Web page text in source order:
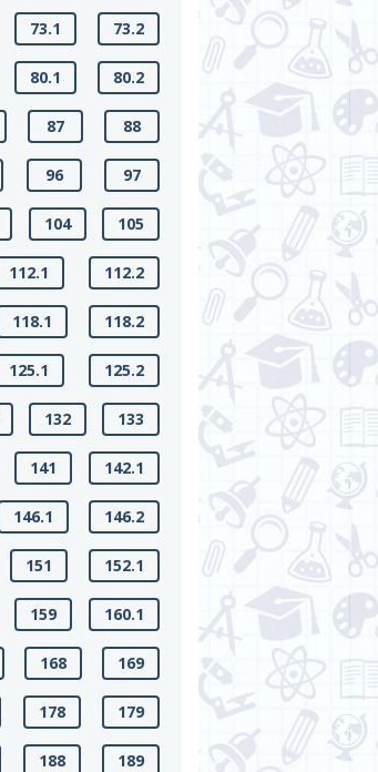
73.1 73.2
80.1 80.2
87 88
96 97
104 105
112.1 112.2
118.1 118.2
125.1 125.2
132 133
141 142.1
146.1 146.2
151 152.1
159 160.1
168 169
178 179
188 189